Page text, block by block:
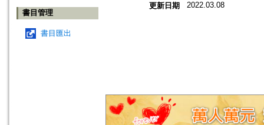
書目管理
書目匯出
更新日期 2022.03.08